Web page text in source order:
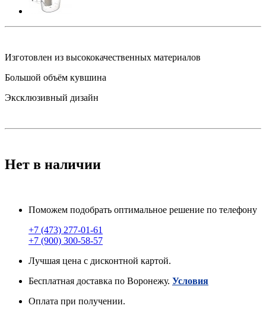
Изготовлен из высококачественных материалов
Большой объём кувшина
Эксклюзивный дизайн
Нет в наличии
Поможем подобрать оптимальное решение по телефону
+7 (473) 277-01-61
+7 (900) 300-58-57
Лучшая цена с дисконтной картой.
Бесплатная доставка по Воронежу. Условия
Оплата при получении.